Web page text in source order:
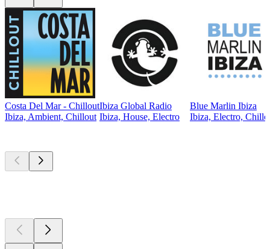
Costa Del Mar - Chillout
Ibiza, Ambient, Chillout
Ibiza Global Radio
Ibiza, House, Electro
Blue Marlin Ibiza
Ibiza, Electro,